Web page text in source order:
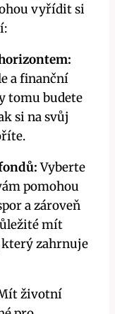
vyřídit si
a finanční
tomu budete
si na svůj
‍Vyberte
pomohou
a zároveň
mít
zahrnuje
životní⁢